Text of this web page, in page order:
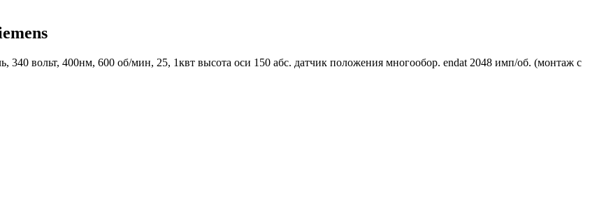
340 вольт, 400нм, 600 об/мин, 25, 1квт высота оси 150 абс. датчик положения многообор. endat 2048 имп/об. (монтаж с